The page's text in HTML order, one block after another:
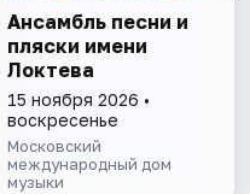
Ансамбль песни и
пляски имени
Локтева
15 ноября 2026 •
воскресенье
Московский
международный дом
музыки